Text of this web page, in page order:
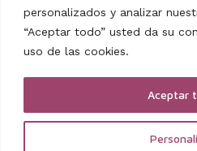
personalizados y analizar
“Aceptar todo” usted da su
uso de las cookies.
Aceptar
Facebook InstagramYoutube